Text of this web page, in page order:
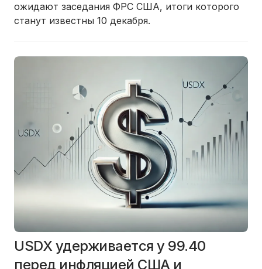
ожидают заседания ФРС США, итоги которого
станут известны 10 декабря.
USDX удерживается у 99.40
перед инфляцией США и